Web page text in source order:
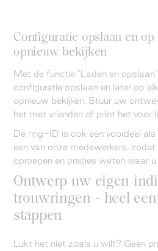
Configuratie opslaan en
opnieuw bekijken
Met de functie "Laden en
configuratie opslaan en later op
opnieuw bekijken. Stuur uw
het met vrienden of print het voor
De ring-ID is ook een voordeel
een van onze medewerkers,
oproepen en precies weten waar
Ontwerp uw eigen
trouwringen - heel
stappen
Lukt het niet zoals u wilt? Geen